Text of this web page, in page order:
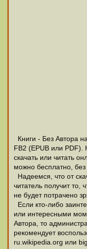
Книги - Без Автора
FB2 (EPUB или PDF).
скачать или читать
можно бесплатно,
Надеемся, что от
читатель получит то,
не будет потрачено
Если кто-либо
или интересными
Автора, то
рекомендует
ru.wikipedia.org или